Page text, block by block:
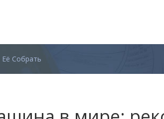
Собрать